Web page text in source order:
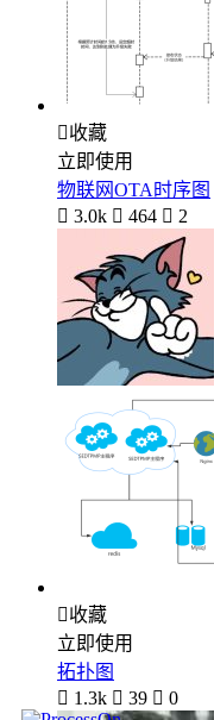
收藏
立即使用
物联网OTA时序图
 3.0k  464  2
收藏
立即使用
拓扑图
 1.3k  39  0